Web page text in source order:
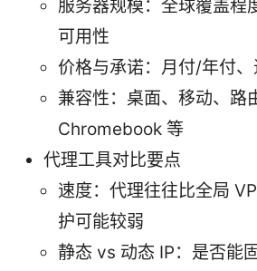
服务器规模：全球覆盖程
可用性
价格与承诺：月付/年付、
兼容性：桌面、移动、路
Chromebook 等
代理工具对比要点
速度：代理往往比全局
护可能较弱
静态 vs 动态 IP：是否能